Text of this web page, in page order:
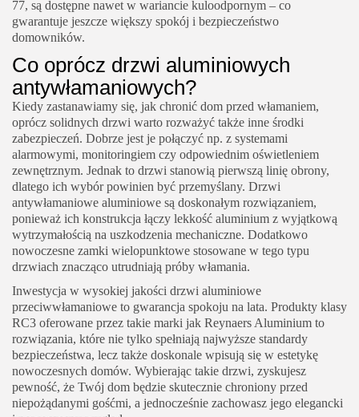
77, są dostępne nawet w wariancie kuloodpornym – co
gwarantuje jeszcze większy spokój i bezpieczeństwo
domowników.
Co oprócz drzwi aluminiowych
antywłamaniowych?
Kiedy zastanawiamy się, jak chronić dom przed włamaniem,
oprócz solidnych drzwi warto rozważyć także inne środki
zabezpieczeń. Dobrze jest je połączyć np. z systemami
alarmowymi, monitoringiem czy odpowiednim oświetleniem
zewnętrznym. Jednak to drzwi stanowią pierwszą linię obrony,
dlatego ich wybór powinien być przemyślany. Drzwi
antywłamaniowe aluminiowe są doskonałym rozwiązaniem,
ponieważ ich konstrukcja łączy lekkość aluminium z wyjątkową
wytrzymałością na uszkodzenia mechaniczne. Dodatkowo
nowoczesne zamki wielopunktowe stosowane w tego typu
drzwiach znacząco utrudniają próby włamania.
Inwestycja w wysokiej jakości drzwi aluminiowe
przeciwwłamaniowe to gwarancja spokoju na lata. Produkty klasy
RC3 oferowane przez takie marki jak Reynaers Aluminium to
rozwiązania, które nie tylko spełniają najwyższe standardy
bezpieczeństwa, lecz także doskonale wpisują się w estetykę
nowoczesnych domów. Wybierając takie drzwi, zyskujesz
pewność, że Twój dom będzie skutecznie chroniony przed
niepożądanymi gośćmi, a jednocześnie zachowasz jego elegancki